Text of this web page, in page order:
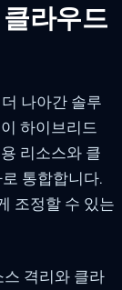
라우드
나아간 솔루
하이브리드
리소스와 클
통합합니다.
조정할 수 있는
격리와 클라